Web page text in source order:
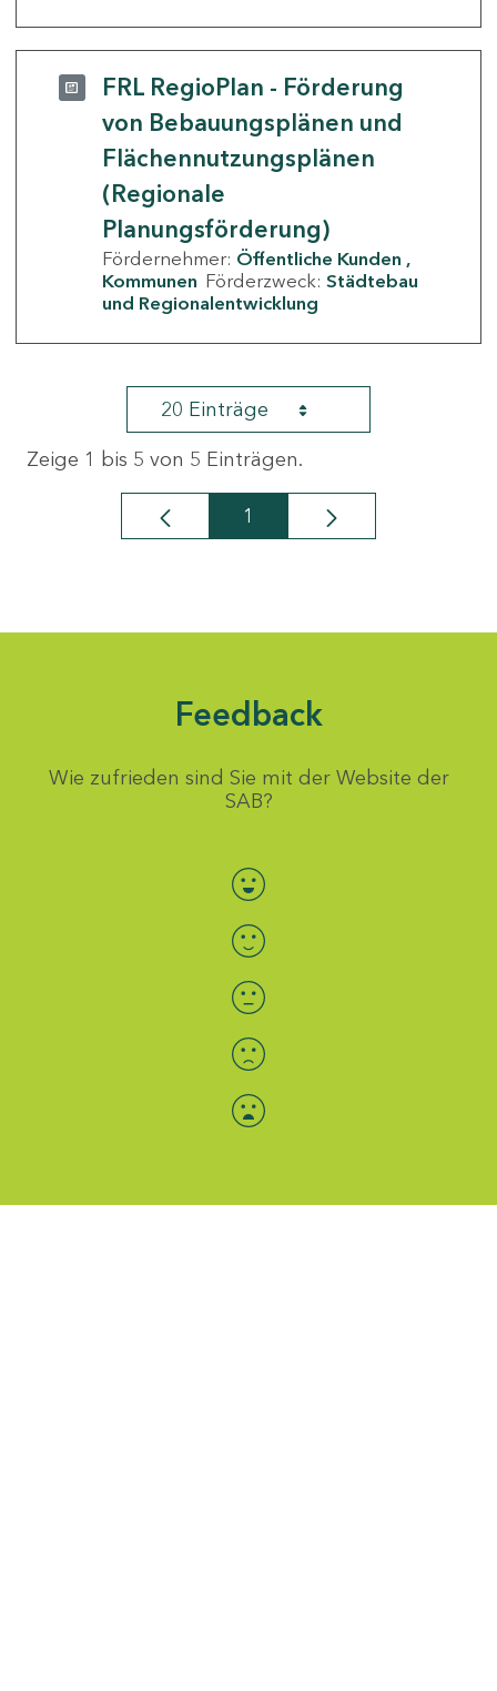
FRL RegioPlan - Förderung
von Bebauungsplänen und
Flächennutzungsplänen
(Regionale
Planungsförderung)
Fördernehmer: Öffentliche Kunden
Kommunen Förderzweck: Städtebau
und Regionalentwicklung
20 Einträge
Zeige 1 bis 5 von 5 Einträgen.
Seite
1
Feedback
Wie zufrieden sind Sie mit der Website der
SAB?
Bewertung auswählen